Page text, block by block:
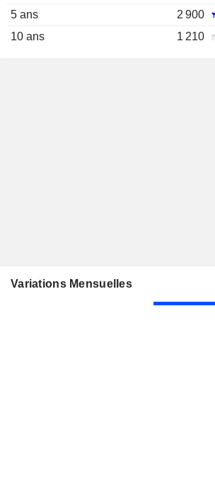
5 ans
2 900
10 ans
1 210
Variations Mensuelles